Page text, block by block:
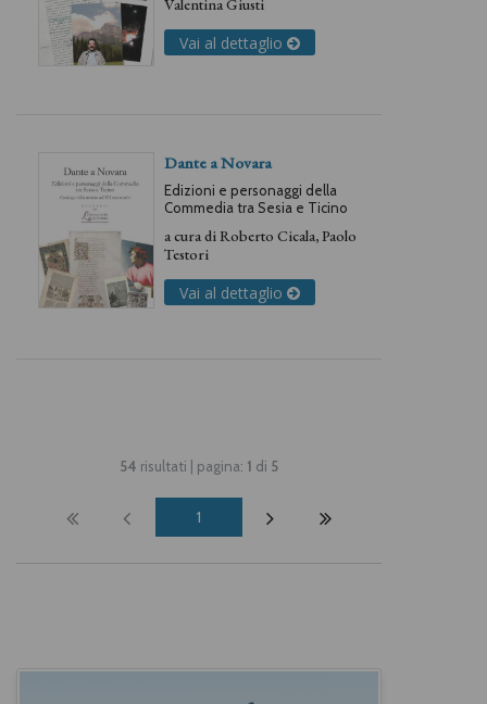
Valentina Giusti
Vai al dettaglio
Dante a Novara
Edizioni e personaggi della
Commedia tra Sesia e Ticino
a cura diRoberto Cicala,Paolo
Testori
Vai al dettaglio
54 risultati | pagina: 1 di 5
1